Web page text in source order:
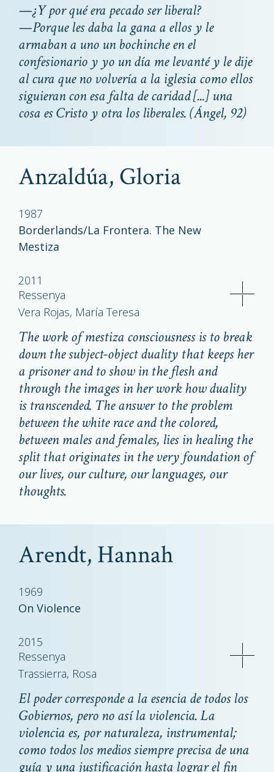
—¿Y por qué era pecado ser liberal?
—Porque les daba la gana a ellos y le
armaban a uno un bochinche en el
confesionario y yo un día me levanté y le dije
al cura que no volvería a la iglesia como ellos
siguieran con esa falta de caridad [...] una
cosa es Cristo y otra los liberales. (Ángel, 92)
Anzaldúa, Gloria
1987
Borderlands/La Frontera. The New
Mestiza
2011
Ressenya
Vera Rojas, María Teresa
The work ofmestizaconsciousness is to break
down the subject-object duality that keeps her
a prisoner and to show in the flesh and
through the images in her work how duality
is transcended. The answer to the problem
between the white race and the colored,
between males and females, lies in healing the
split that originates in the very foundation of
our lives, our culture, our languages, our
thoughts.
Arendt, Hannah
1969
On Violence
2015
Ressenya
Trassierra, Rosa
El poder corresponde a la esencia de todos los
Gobiernos, pero no así la violencia. La
violencia es, por naturaleza, instrumental;
como todos los medios siempre precisa de una
guía y una justificación hasta lograr el fin